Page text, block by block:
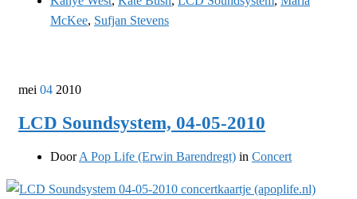
McKee, Sufjan Stevens
mei 04 2010
LCD Soundsystem, 04-05-2010
DoorA Pop Life (Erwin Barendregt) in Concert